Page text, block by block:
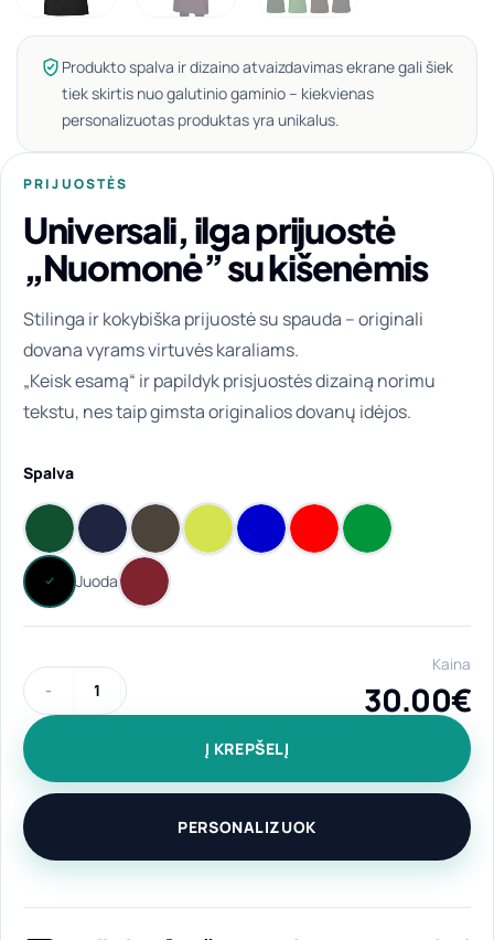
Produkto spalva ir dizaino atvaizdavimas ekrane gali šiek
tiek skirtis nuo galutinio gaminio – kiekvienas
personalizuotas produktas yra unikalus.
PRIJUOSTĖS
Universali, ilga prijuostė
„Nuomonė” su kišenėmis
Stilinga ir kokybiška prijuostė su spauda – originali
dovana vyrams virtuvės karaliams.
„Keisk esamą“ ir papildyk prisjuostės dizainą norimu
tekstu, nes taip gimsta originalios dovanų idėjos.
Spalva
produkto kiekis: Universali, ilga prijuostė "Nuomonė" su
Kaina
30.00€
Į KREPŠELĮ
PERSONALIZUOK